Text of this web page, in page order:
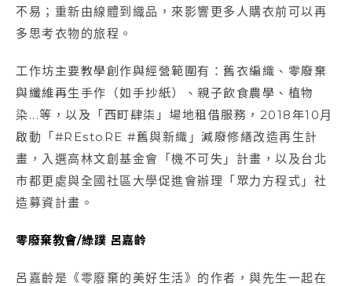
不易；重新由線體到織品，來影響更多人購衣前可以再
多思考衣物的旅程。
工作坊主要教學創作與經營範圍有：舊衣編織、零廢棄
與纖維再生手作（如手抄紙）、親子飲食農學、植物
染...等，以及「西町肆柒」場地租借服務，2018年10月
啟動「#REstoRE #舊與新織」減廢修繕改造再生計
畫，入選高林文創基金會「機不可失」計畫，以及台北
市都更處與全國社區大學促進會辦理「眾力方程式」社
造募資計畫。
零廢棄教會/綠蹼 呂嘉齡
呂嘉齡是《零廢棄的美好生活》的作者，與先生一起在